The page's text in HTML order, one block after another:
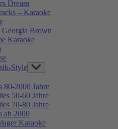
Dream
– Karaoke
Georgia Brown
Karaoke
Style Show
sub
menu
80-2000 Jahre
50-60 Jahre
70-80 Jahre
ab 2000
Karaoke